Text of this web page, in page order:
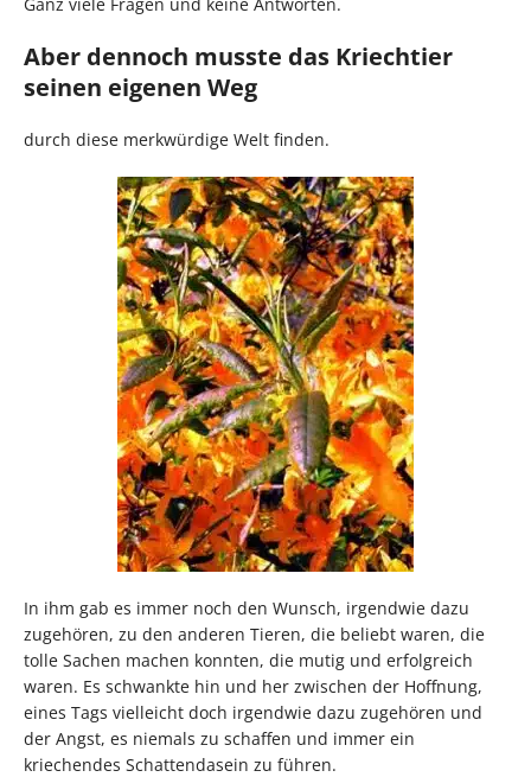
Aber dennoch musste das Kriechtier
seinen eigenen Weg
durch diese merkwürdige Welt finden.
In ihm gab es immer noch den Wunsch, irgendwie dazu
zugehören, zu den anderen Tieren, die beliebt waren, die
tolle Sachen machen konnten, die mutig und erfolgreich
waren. Es schwankte hin und her zwischen der Hoffnung,
eines Tags vielleicht doch irgendwie dazu zugehören und
der Angst, es niemals zu schaffen und immer ein
kriechendes Schattendasein zu führen.